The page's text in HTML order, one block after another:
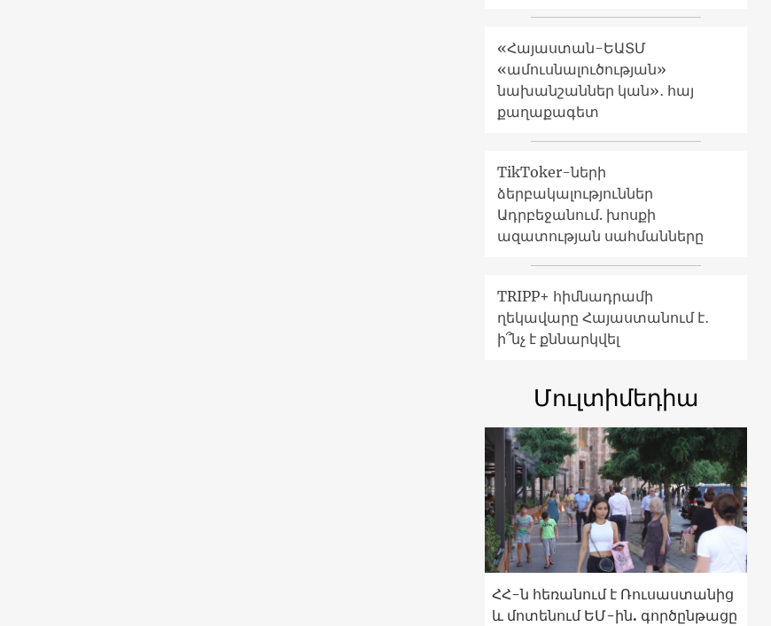
«Հայաստան-ԵԱՏՄ
«ամուսնալուծության»
նախանշաններ կան»․ հայ
քաղաքագետ
TikToker-ների
ձերբակալություններ
Ադրբեջանում. խոսքի
ազատության սահմանները
TRIPP+ հիմնադրամի
ղեկավարը Հայաստանում է․
ի՞նչ է քննարկվել
Մուլտիմեդիա
ՀՀ-ն հեռանում է Ռուսաստանից
և մոտենում ԵՄ-ին. գործընթացը